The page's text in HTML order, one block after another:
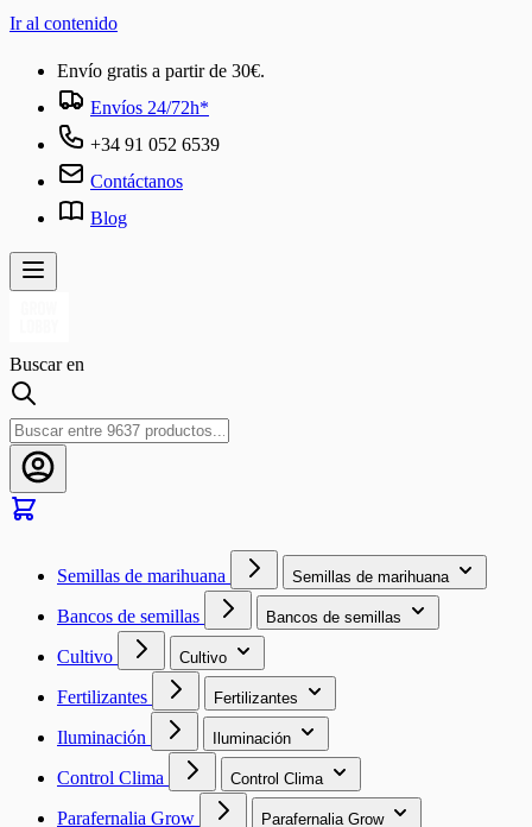
Ir al contenido
Envío gratis a partir de 30€.
Envíos 24/72h*
+34 91 052 6539
Contáctanos
Blog
Buscar en
Semillas de marihuana Semillas de marihuana
Bancos de semillas Bancos de semillas
Cultivo Cultivo
Fertilizantes Fertilizantes
Iluminación Iluminación
Control Clima Control Clima
Parafernalia Grow Parafernalia Grow